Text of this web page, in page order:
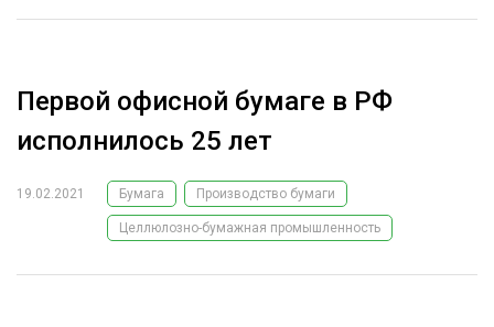
РЕКЛАМОДАТЕЛЯМ
ЛЕСНОЕ ХОЗЯЙСТВО
ЛЕСОЗАГОТОВКА
Первой офисной бумаге в РФ
исполнилось 25 лет
19.02.2021 Бумага Производство бумаги
Целлюлозно-бумажная промышленность